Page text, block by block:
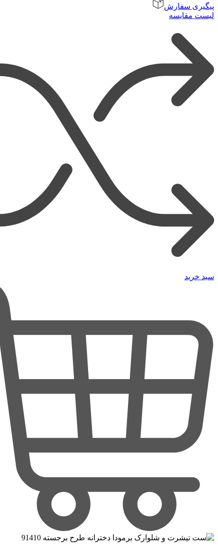
پیگیری سفارش
لیست مقایسه
سبد خرید